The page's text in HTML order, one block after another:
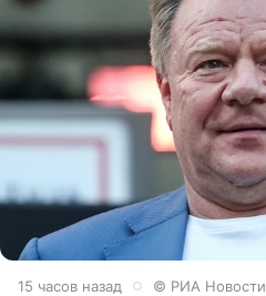
15 часов назад © РИА Новости